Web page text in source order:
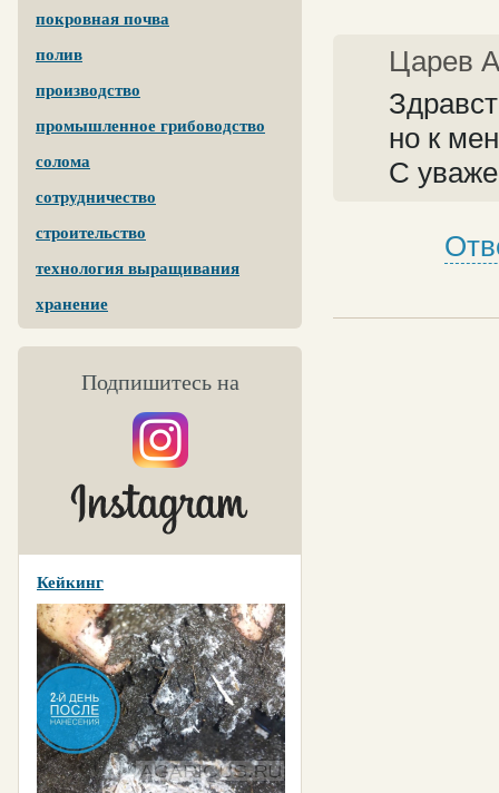
покровная почва
полив
производство
промышленное грибоводство
солома
сотрудничество
строительство
технология выращивания
хранение
Подпишитесь на
Кейкинг
Царев
но к
С